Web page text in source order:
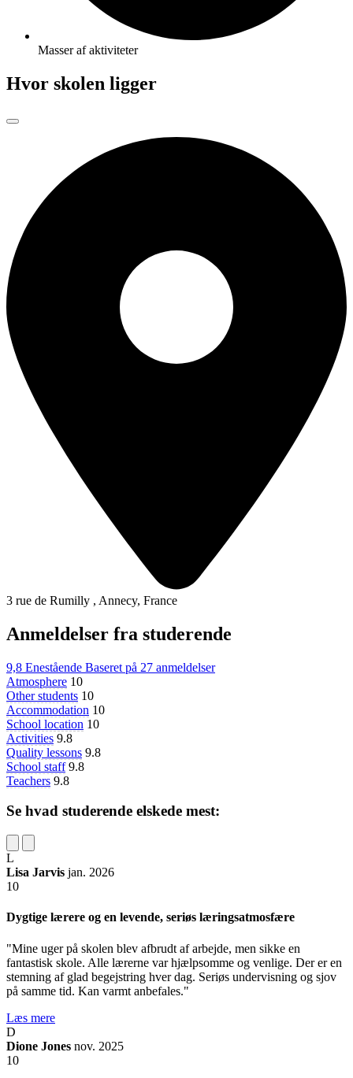
Masser af aktiviteter
Hvor skolen ligger
3 rue de Rumilly , Annecy, France
Anmeldelser fra studerende
9,8 Enestående Baseret på 27 anmeldelser
Atmosphere 10
Other students 10
Accommodation 10
School location 10
Activities 9.8
Quality lessons 9.8
School staff 9.8
Teachers 9.8
Se hvad studerende elskede mest:
L
Lisa Jarvis jan. 2026
10
Dygtige lærere og en levende, seriøs læringsatmosfære
"Mine uger på skolen blev afbrudt af arbejde, men sikke en
fantastisk skole. Alle lærerne var hjælpsomme og venlige. Der er en
stemning af glad begejstring hver dag. Seriøs undervisning og sjov
på samme tid. Kan varmt anbefales."
Læs mere
D
Dione Jones nov. 2025
10